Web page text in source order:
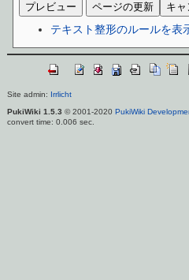
テキスト整形のルールを表
Site admin: Irrlicht
PukiWiki 1.5.3 © 2001-2020 PukiWiki
convert time: 0.006 sec.